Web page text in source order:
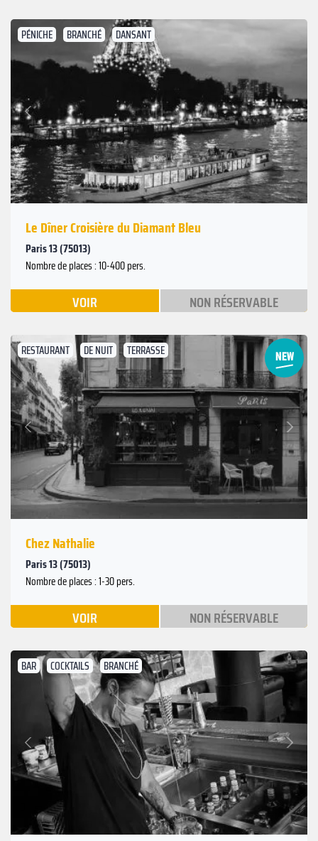
PÉNICHE BRANCHÉ DANSANT
Précédent
Suivant
Le Dîner Croisière du Diamant Bleu
Paris 13 (75013)
Nombre de places : 10-400 pers.
VOIR NON RÉSERVABLE
RESTAURANT DE NUIT TERRASSE
Précédent
Suivant
Chez Nathalie
Paris 13 (75013)
Nombre de places : 1-30 pers.
VOIR NON RÉSERVABLE
BAR COCKTAILS BRANCHÉ
Précédent
Suivant